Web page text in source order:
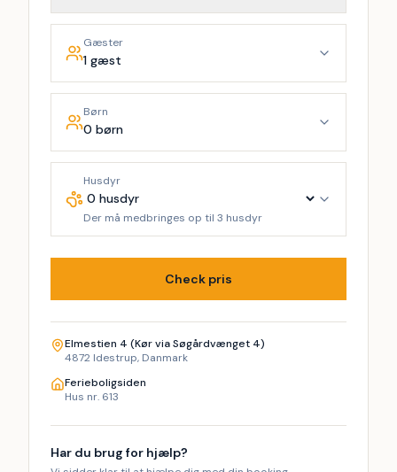
Gæster
1 gæst
Børn
0 børn
Husdyr
Der må medbringes op til 3 husdyr
Check pris
Elmestien 4 (Kør via Søgårdvænget 4)
4872 Idestrup, Danmark
Ferieboligsiden
Hus nr. 613
Har du brug for hjælp?